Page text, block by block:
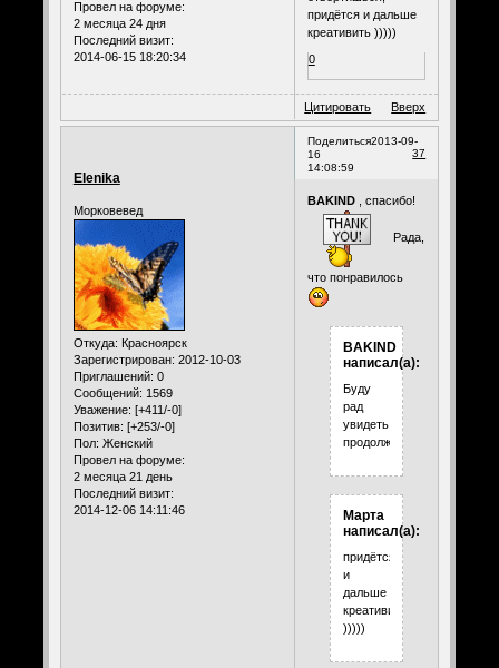
Провел на форуме:
2 месяца 24 дня
Последний визит:
2014-06-15 18:20:34
придётся и дальше
креативить )))))
0
Цитировать Вверх
Поделиться
37
2013-09-
16
14:08:59
Elenika
Морковевед
Откуда: Красноярск
Зарегистрирован: 2012-10-03
Приглашений: 0
Сообщений: 1569
Уважение: [+411/-0]
Позитив: [+253/-0]
Пол: Женский
Провел на форуме:
2 месяца 21 день
Последний визит:
2014-12-06 14:11:46
BAKIND, спасибо!
Рада,
что понравилось
BAKIND
написал(а):
Буду
рад
увидеть
продолжение.
Марта
написал(а):
придётся
и
дальше
креативить
)))))